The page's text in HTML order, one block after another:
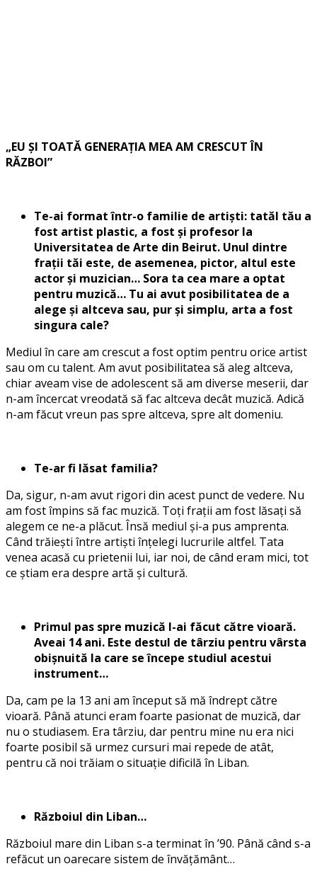
„EU ȘI TOATĂ GENERAȚIA MEA AM CRESCUT ÎN
RĂZBOI”
Te-ai format într-o familie de artiști: tatăl tău a
fost artist plastic, a fost și profesor la
Universitatea de Arte din Beirut. Unul dintre
frații tăi este, de asemenea, pictor, altul este
actor și muzician… Sora ta cea mare a optat
pentru muzică… Tu ai avut posibilitatea de a
alege și altceva sau, pur și simplu, arta a fost
singura cale?
Mediul în care am crescut a fost optim pentru orice artist
sau om cu talent. Am avut posibilitatea să aleg altceva,
chiar aveam vise de adolescent să am diverse meserii, dar
n-am încercat vreodată să fac altceva decât muzică. Adică
n-am făcut vreun pas spre altceva, spre alt domeniu.
Te-ar fi lăsat familia?
Da, sigur, n-am avut rigori din acest punct de vedere. Nu
am fost împins să fac muzică. Toți frații am fost lăsați să
alegem ce ne-a plăcut. Însă mediul și-a pus amprenta.
Când trăiești între artiști înțelegi lucrurile altfel. Tata
venea acasă cu prietenii lui, iar noi, de când eram mici, tot
ce știam era despre artă și cultură.
Primul pas spre muzică l-ai făcut către vioară.
Aveai 14 ani. Este destul de târziu pentru vârsta
obișnuită la care se începe studiul acestui
instrument…
Da, cam pe la 13 ani am început să mă îndrept către
vioară. Până atunci eram foarte pasionat de muzică, dar
nu o studiasem. Era târziu, dar pentru mine nu era nici
foarte posibil să urmez cursuri mai repede de atât,
pentru că noi trăiam o situație dificilă în Liban.
Războiul din Liban…
Războiul mare din Liban s-a terminat în ’90. Până când s-a
refăcut un oarecare sistem de învățământ…